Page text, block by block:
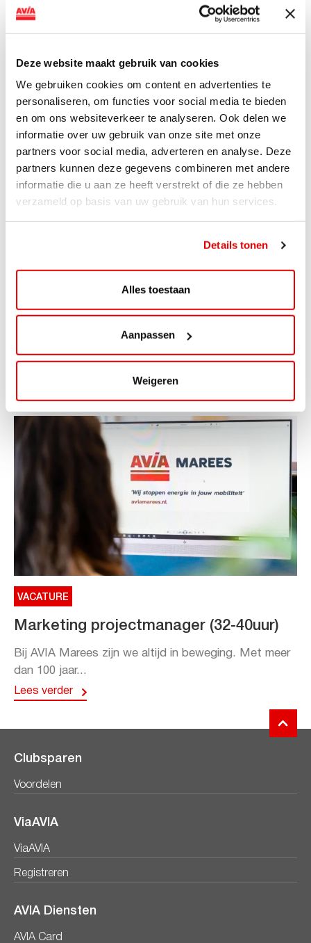
Deze website maakt gebruik van cookies
We gebruiken cookies om content en advertenties te
personaliseren, om functies voor social media te bieden
en om ons websiteverkeer te analyseren. Ook delen we
informatie over uw gebruik van onze site met onze
partners voor social media, adverteren en analyse. Deze
partners kunnen deze gegevens combineren met andere
informatie die u aan ze heeft verstrekt of die ze hebben
verzameld op basis van uw gebruik van hun services.
Details tonen
Alles toestaan
Aanpassen
Weigeren
AVIA VOLT en Fletcher Hotels starten landelijke uitrol
van DC-snellaadinfrastructuur AVIA VOLT en...
ViaAVIA Super Deal: 20% korting bij
ViaLuxury Hotels
ViaAVIA Super Deal: €25 korting bij ViaLuxury Hotels
Toe aan een ontspannen nachtje...
VACATURE
Marketing projectmanager (32-40uur)
Bij AVIA Marees zijn we altijd in beweging. Met meer
dan 100 jaar...
Lees verder
Clubsparen
Voordelen
ViaAVIA
ViaAVIA
Registreren
AVIA Diensten
AVIA Card